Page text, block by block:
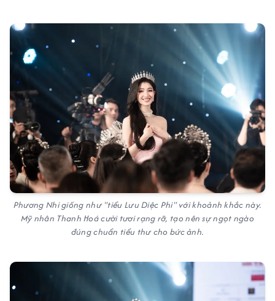
Phương Nhi giống như "tiểu Lưu Diệc Phi" với khoảnh khắc này.
Mỹ nhân Thanh Hoá cười tươi rạng rỡ, tạo nên sự ngọt ngào
đúng chuẩn tiểu thư cho bức ảnh.